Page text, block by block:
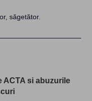
săgetător.
ACTA si abuzurile